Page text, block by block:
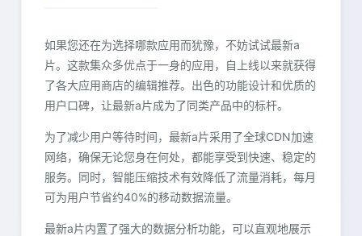
如果您还在为选择哪款应用而犹豫，不妨试试最新a
片。这款集众多优点于一身的应用，自上线以来就获得
了各大应用商店的编辑推荐。出色的功能设计和优质的
用户口碑，让最新a片成为了同类产品中的标杆。
为了减少用户等待时间，最新a片采用了全球CDN加速
网络，确保无论您身在何处，都能享受到快速、稳定的
服务。同时，智能压缩技术有效降低了流量消耗，每月
可为用户节省约40%的移动数据流量。
最新a片内置了强大的数据分析功能，可以直观地展示